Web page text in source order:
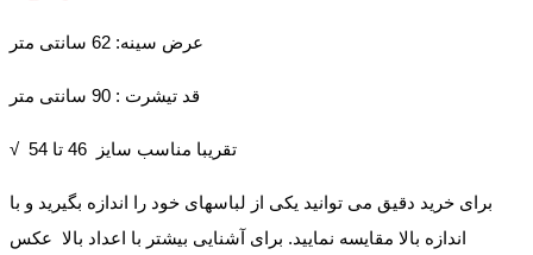
عرض سینه: 62 سانتی متر
قد تیشرت : 90 سانتی متر
√ تقریبا مناسب سایز 46 تا 54
برای خرید دقیق می توانید یکی از لباسهای خود را اندازه بگیرید و با
اندازه بالا مقایسه نمایید. برای آشنایی بیشتر با اعداد بالا عکس